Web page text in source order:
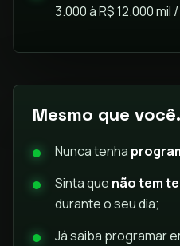
3.000 à R$ 12.000 mil
Mesmo que
Nunca tenha
Sinta que não tem
durante o seu dia;
Já saiba programar